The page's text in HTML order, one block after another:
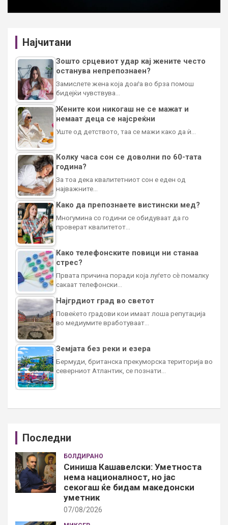
Најчитани
Зошто срцевиот удар кај жените често
останува непрепознаен?
Замислете жена која доаѓа во брза помош
бидејќи чувствува…
Жените кои никогаш не се мажат и
немаат деца се најсреќни
Уште од детството, таа се мажи како да ѝ…
Колку часа сон се доволни по 60-тата
година?
За тоа дека квалитетниот сон е еден од
најважните…
Како да препознаете вистински мед?
Многумина со години се обидуваат да го
проверат квалитетот…
Како телефонските повици ни станаа
стрес?
Првата причина поради која луѓето сè помалку
сакаат телефонски…
Најгрдиот град во светот
Повеќето градови кои имаат лоша репутација
во медиумите вработуваат…
Земјата без реки и езера
Бермуди, британска прекуморска територија во
северниот Атлантик, се познати…
Последни
БОЛДИРАНО
Синиша Кашавелски: Уметноста
нема националност, но јас
секогаш ќе бидам македонски
уметник
07/08/2026